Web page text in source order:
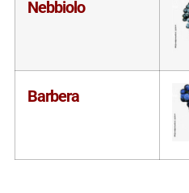
Nebbiolo
Barbera